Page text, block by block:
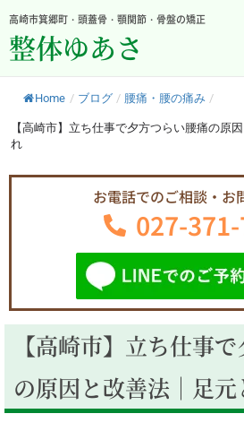
容
を
高崎市箕郷町・頭蓋骨・顎関節・骨盤の矯正
整体ゆあさ
Home / ブログ / 腰痛・腰の痛み /
【高崎市】立ち仕事で夕方つらい腰痛の原
れ
お電話でのご相談・お
027-
【高崎市】立ち仕事
の原因と改善法｜足